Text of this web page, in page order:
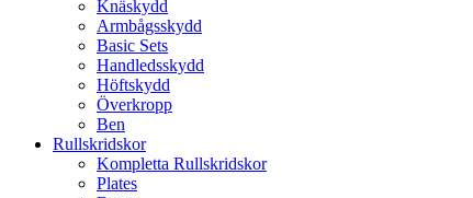
Knäskydd
Armbågsskydd
Basic Sets
Handledsskydd
Höftskydd
Överkropp
Ben
Rullskridskor
Kompletta Rullskridskor
Plates